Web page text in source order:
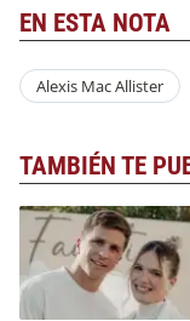
EN ESTA NOTA
Alexis Mac Allister
TAMBIÉN TE